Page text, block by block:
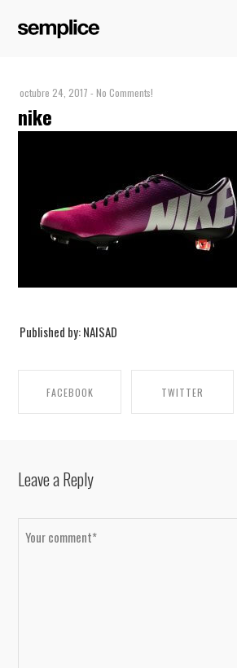
octubre 24, 2017 - No Comments!
nike
Published by: NAISAD
FACEBOOK TWITTER
Leave a Reply